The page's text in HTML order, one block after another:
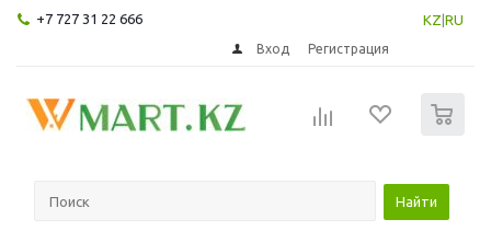
+7 727 31 22 666 KZ RU
Вход Регистрация
Найти